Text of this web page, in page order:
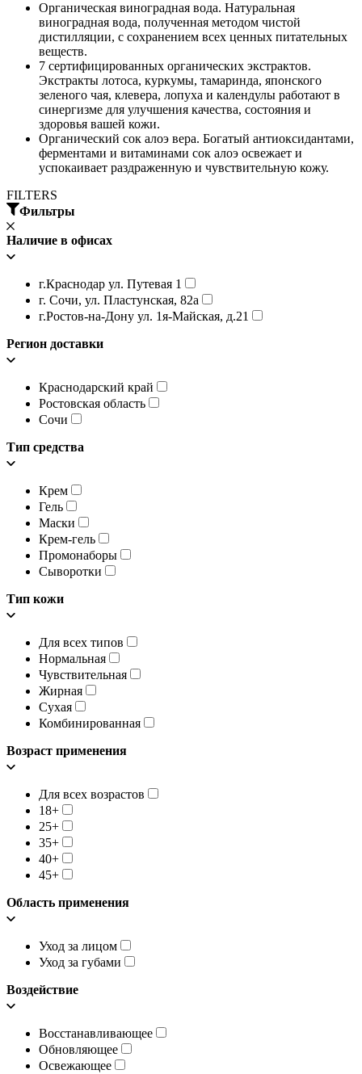
Органическая виноградная вода. Натуральная
виноградная вода, полученная методом чистой
дистилляции, с сохранением всех ценных питательных
веществ.
7 сертифицированных органических экстрактов.
Экстракты лотоса, куркумы, тамаринда, японского
зеленого чая, клевера, лопуха и календулы работают в
синергизме для улучшения качества, состояния и
здоровья вашей кожи.
Органический сок алоэ вера. Богатый антиоксидантами,
ферментами и витаминами сок алоэ освежает и
успокаивает раздраженную и чувствительную кожу.
FILTERS
Фильтры
Наличие в офисах
г.Краснодар ул. Путевая 1
г. Сочи, ул. Пластунская, 82а
г.Ростов-на-Дону ул. 1я-Майская, д.21
Регион доставки
Краснодарский край
Ростовская область
Сочи
Тип средства
Крем
Гель
Маски
Крем-гель
Промонаборы
Сыворотки
Тип кожи
Для всех типов
Нормальная
Чувствительная
Жирная
Сухая
Комбинированная
Возраст применения
Для всех возрастов
18+
25+
35+
40+
45+
Область применения
Уход за лицом
Уход за губами
Воздействие
Восстанавливающее
Обновляющее
Освежающее